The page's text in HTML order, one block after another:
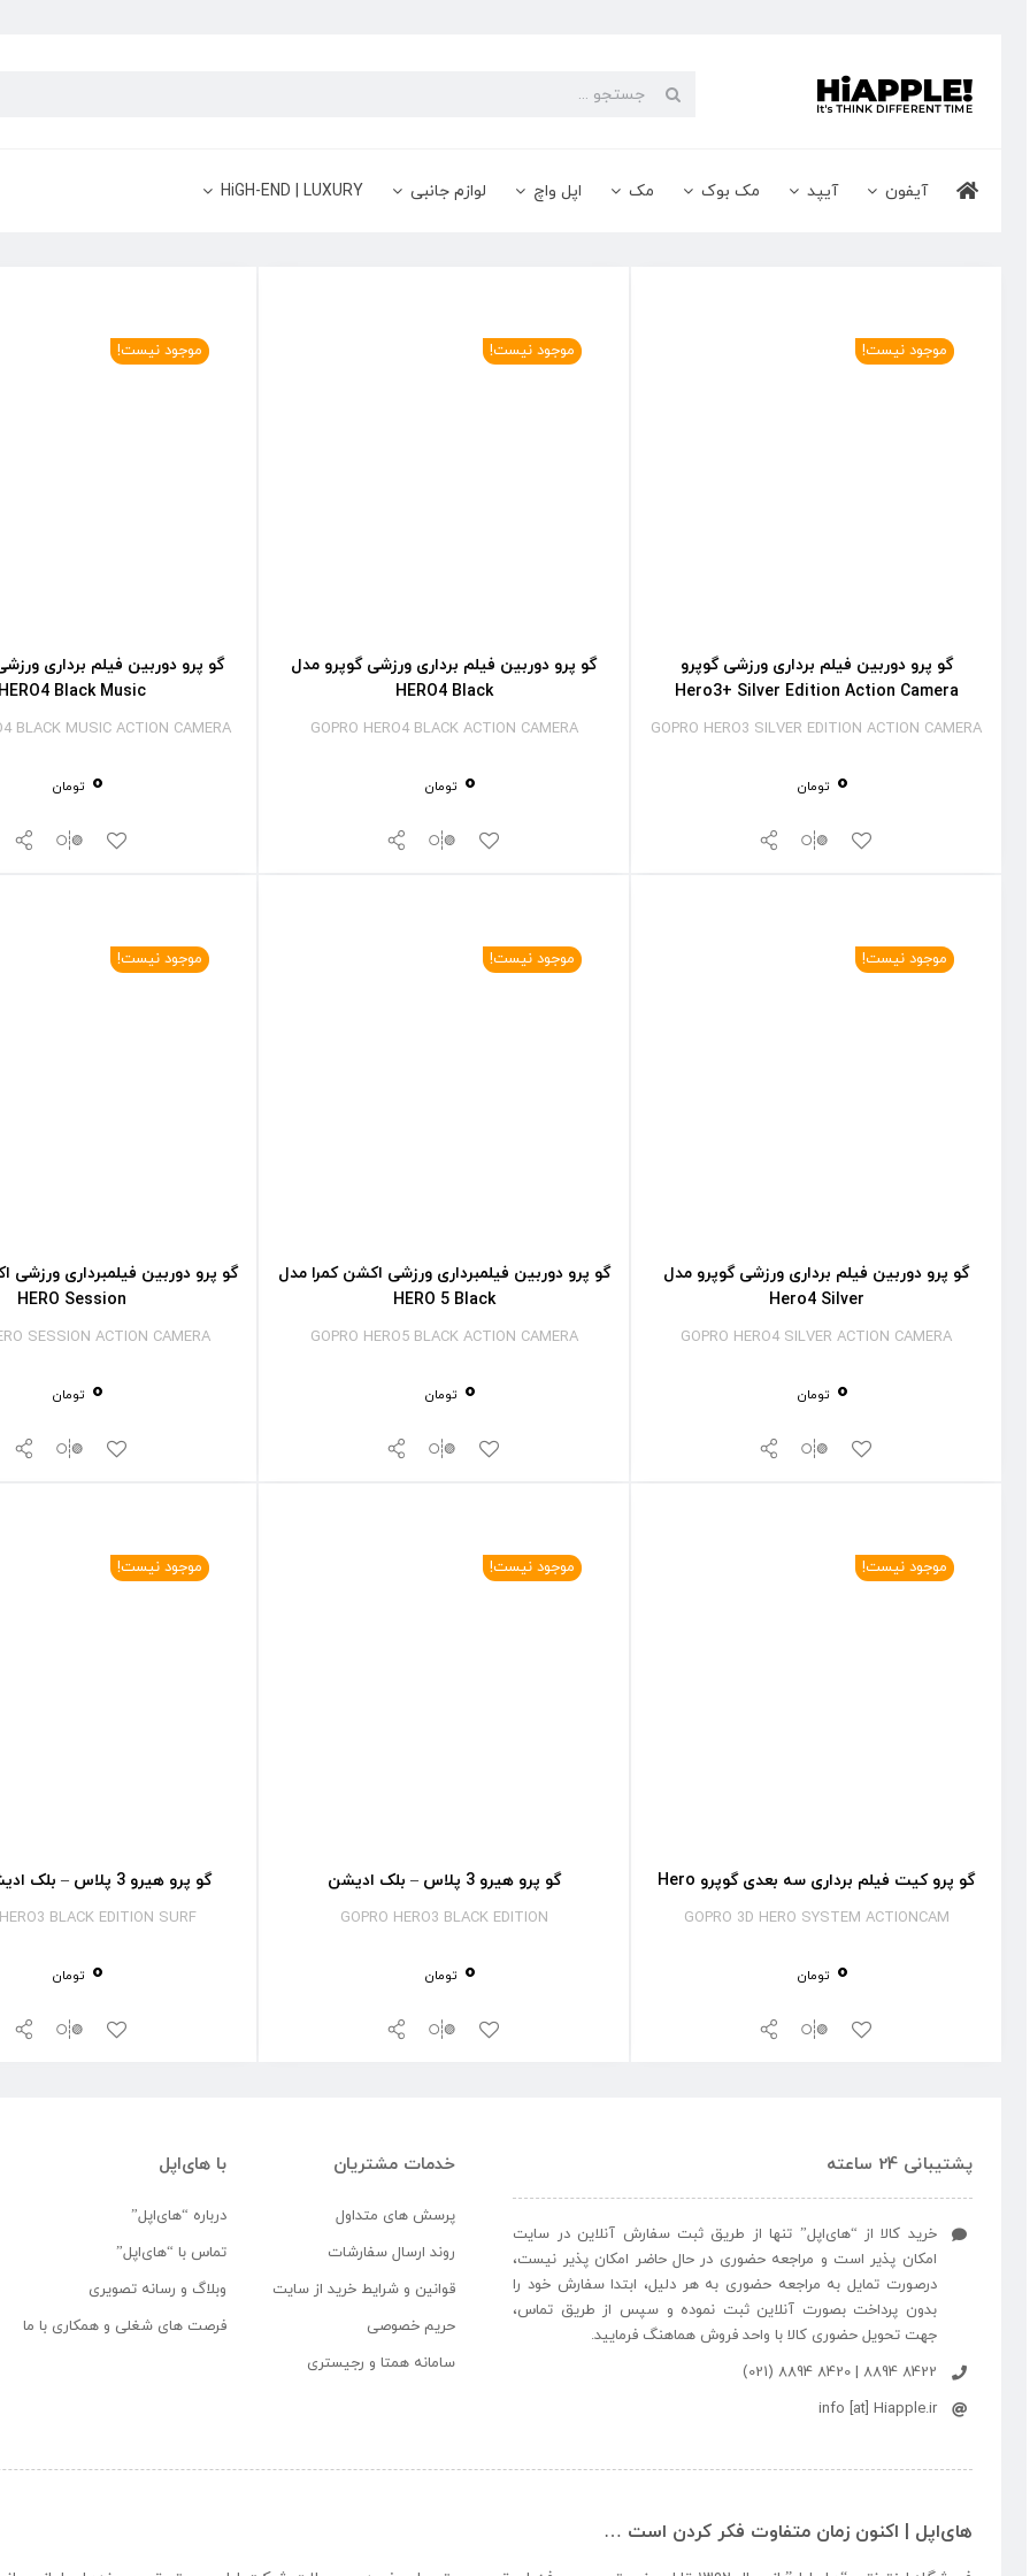
content
جستجو
آیفون آیپد مک بوک مک اپل واچ لوازم جانبی HiGH-END | LUXURY
موجود نیست!
گو پرو دوربین فیلم برداری ورزشی گوپرو
Hero3+ Silver Edition Action Camera
GOPRO HERO3 SILVER EDITION ACTION CAMERA
0 تومان
موجود نیست!
گو پرو دوربین فیلم برداری ورزشی گوپرو مدل
HERO4 Black
GOPRO HERO4 BLACK ACTION CAMERA
0 تومان
موجود نیست!
گو پرو دوربین فیلم برداری
HERO4 Black Music
BLACK MUSIC ACTION CAMERA
0 تومان
موجود نیست!
گو پرو دوربین فیلم برداری ورزشی گوپرو مدل
Hero4 Silver
GOPRO HERO4 SILVER ACTION CAMERA
0 تومان
موجود نیست!
گو پرو دوربین فیلمبرداری ورزشی اکشن کمرا مدل
HERO 5 Black
GOPRO HERO5 BLACK ACTION CAMERA
0 تومان
موجود نیست!
گو پرو دوربین فیلمبرداری ورزشی
HERO Session
SESSION ACTION CAMERA
0 تومان
موجود نیست!
گو پرو کیت فیلم برداری سه بعدی گوپرو Hero
GOPRO 3D HERO SYSTEM ACTIONCAM
0 تومان
موجود نیست!
گو پرو هیرو 3 پلاس – بلک ادیشن
GOPRO HERO3 BLACK EDITION
0 تومان
موجود نیست!
گو پرو هیرو 3 پلاس – بلک ادیشن سورف
BLACK EDITION SURF
0 تومان
پشتیبانی 24 ساعته
خرید کالا از “های‌اپل” تنها از طریق ثبت سفارش آنلاین در سایت
امکان پذیر است و مراجعه حضوری در حال حاضر امکان پذیر نیست،
درصورت تمایل به مراجعه حضوری به هر دلیل، ابتدا سفارش خود را
بدون پرداخت بصورت آنلاین ثبت نموده و سپس از طریق تماس،
جهت تحویل حضوری کالا با واحد فروش هماهنگ فرمایید.
8422 8894 | 8420 8894 (021)
info [at] Hiapple.ir
خدمات مشتریان
پرسش های متداول
روند ارسال سفارشات
قوانین و شرایط خرید از سایت
حریم خصوصی
سامانه همتا و رجیستری
با های‌اپل
درباره “های‌اپل”
تماس با “های‌اپل”
وبلاگ و رسانه تصویری
فرصت های شغلی و همکاری با ما
های‌اپل | اکنون زمان متفاوت فکر کردن است …